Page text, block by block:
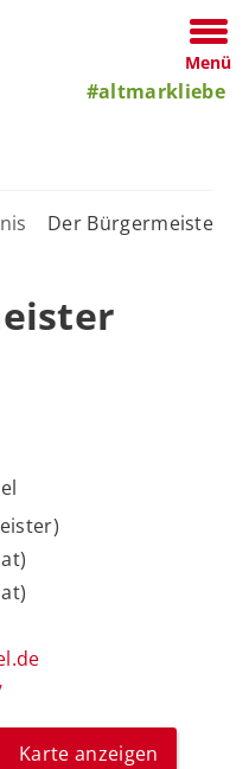
Menü
#altmarkliebe
Der Bürgermeister
Karte anzeigen